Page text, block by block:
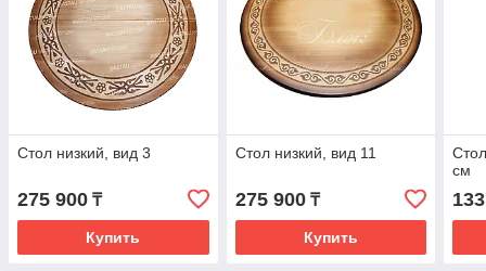
Стол низкий, вид 3
275 900 ₸
Купить
Стол низкий, вид 11
275 900₸
Купить
см